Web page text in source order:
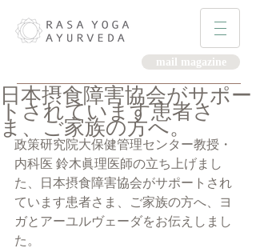
mail magazine
日本摂食障害協会がサポー
トされています患者さ
ま、ご家族の方へ。
政策研究院大保健管理センター教授・
内科医 鈴木眞理医師の立ち上げまし
た、日本摂食障害協会がサポートされ
ています患者さま、ご家族の方へ、ヨ
ガとアーユルヴェーダをお伝えしまし
た。